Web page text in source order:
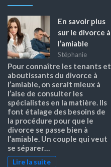
En savoir plus
sur le divorce à
l’amiable
Stéphanie
Pour connaître les tenants et
aboutissants du divorce à
l’amiable, on serait mieux à
l’aise de consulter les
spécialistes en la matière. Ils
font étalage des besoins de
la procédure pour que le
divorce se passe bien à
l’amiable. Un couple qui veut
se séparer…
Lire la suite